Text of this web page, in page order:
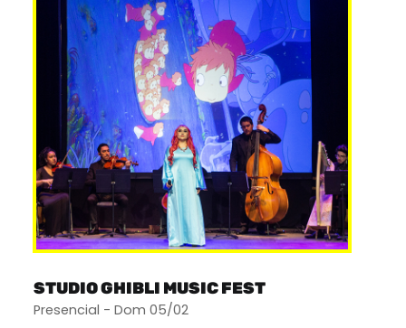
STUDIO GHIBLI MUSIC FEST
Presencial - Dom 05/02